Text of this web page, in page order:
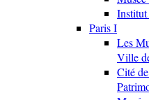
Paris I
Les
Ville
Cité